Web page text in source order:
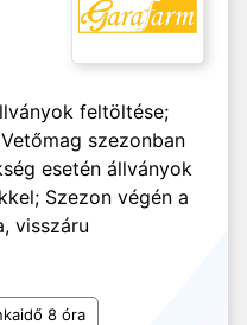
feltöltése;
szezonban
esetén állványok
Szezon végén a
visszáru
8 óra